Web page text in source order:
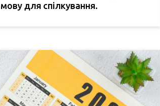
мову для спілкування.